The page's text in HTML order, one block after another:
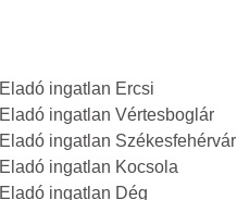
Eladó ingatlan Ercsi
Eladó ingatlan Vértesboglár
Eladó ingatlan Székesfehérvár
Eladó ingatlan Kocsola
Eladó ingatlan Dég